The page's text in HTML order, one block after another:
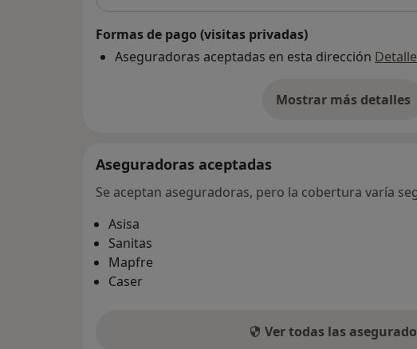
Formas de pago (visitas privadas)
Aseguradoras aceptadas en esta dirección
Mostrar más detalles
sobre la
Aseguradoras aceptadas
Se aceptan aseguradoras, pero la cobertura varía
Asisa
Sanitas
Mapfre
Caser
Ver todas las